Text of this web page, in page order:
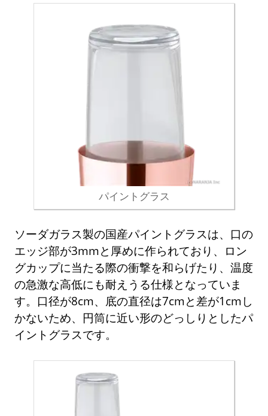
パイントグラス
ソーダガラス製の国産パイントグラスは、口の
エッジ部が3mmと厚めに作られており、ロン
グカップに当たる際の衝撃を和らげたり、温度
の急激な高低にも耐えうる仕様となっていま
す。口径が8cm、底の直径は7cmと差が1cmし
かないため、円筒に近い形のどっしりとしたパ
イントグラスです。